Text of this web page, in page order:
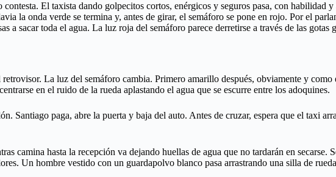
El taxista dando golpecitos cortos, enérgicos y seguros pasa, con habilidad
la onda verde se termina y, antes de girar, el semáforo se pone en rojo. Por el
a sacar toda el agua. La luz roja del semáforo parece derretirse a través de las gotas
La luz del semáforo cambia. Primero amarillo después, obviamente y
en el ruido de la rueda aplastando el agua que se escurre entre los adoquines.
Santiago paga, abre la puerta y baja del auto. Antes de cruzar, espera que el taxi
camina hasta la recepción va dejando huellas de agua que no tardarán en secarse.
Un hombre vestido con un guardapolvo blanco pasa arrastrando una silla de